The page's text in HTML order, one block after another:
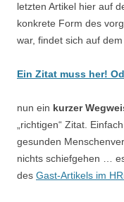
letzten Artikel hier auf
konkrete Form des
war, findet sich auf dem
Ein Zitat muss her!
nun ein kurzer
„richtigen“ Zitat.
gesunden
nichts schiefgehen …
des Gast-Artikels im